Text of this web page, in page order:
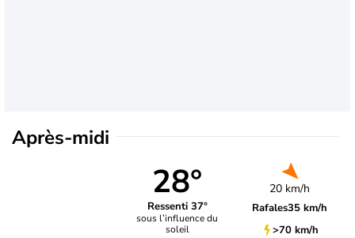
Après-midi
28°
Ressenti 37°
sous l’influence du
soleil
20 km/h
Rafales35 km/h
>70 km/h